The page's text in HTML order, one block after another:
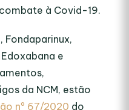
à Covid-19.
Fondaparinux,
e
da NCM, estão
nº 67/2020 do